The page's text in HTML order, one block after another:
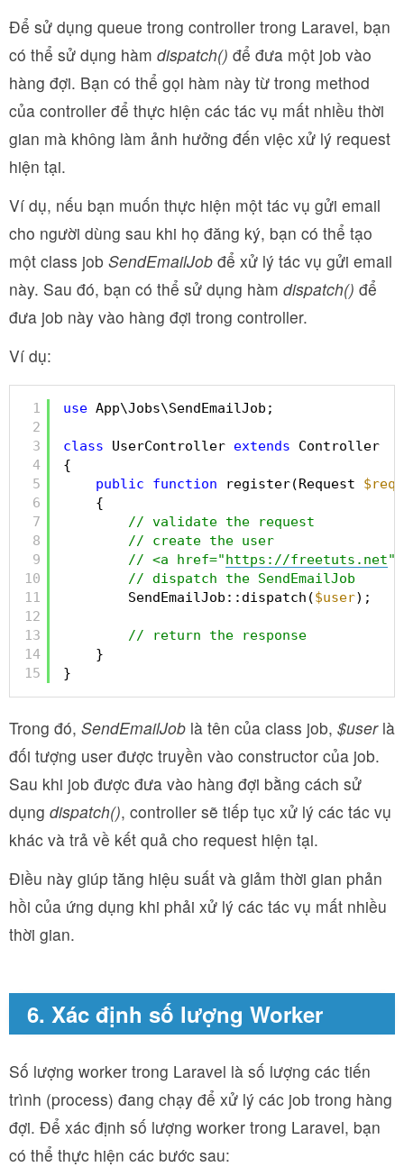
Để sử dụng queue trong controller trong Laravel, bạn
có thể sử dụng hàm dispatch() để đưa một job vào
hàng đợi. Bạn có thể gọi hàm này từ trong method
của controller để thực hiện các tác vụ mất nhiều thời
gian mà không làm ảnh hưởng đến việc xử lý request
hiện tại.
Ví dụ, nếu bạn muốn thực hiện một tác vụ gửi email
cho người dùng sau khi họ đăng ký, bạn có thể tạo
một class job SendEmailJob để xử lý tác vụ gửi email
này. Sau đó, bạn có thể sử dụng hàm dispatch() để
đưa job này vào hàng đợi trong controller.
Ví dụ:
1
2
3
4
5
6
7
8
9
10
11
12
13
14
15
use App\Jobs\SendEmailJob;
class UserController extends
Controller
{
public
function register(Request
{
// validate the request
// create the user
// <a href="https://freetuts.net"
// dispatch the SendEmailJob
SendEmailJob::dispatch($user);
// return the response
}
}
Trong đó, SendEmailJob là tên của class job, $userlà
đối tượng user được truyền vào constructor của job.
Sau khi job được đưa vào hàng đợi bằng cách sử
dụng dispatch(), controller sẽ tiếp tục xử lý các tác vụ
khác và trả về kết quả cho request hiện tại.
Điều này giúp tăng hiệu suất và giảm thời gian phản
hồi của ứng dụng khi phải xử lý các tác vụ mất nhiều
thời gian.
6. Xác định số lượng Worker
Số lượng worker trong Laravel là số lượng các tiến
trình (process) đang chạy để xử lý các job trong hàng
đợi. Để xác định số lượng worker trong Laravel, bạn
có thể thực hiện các bước sau: